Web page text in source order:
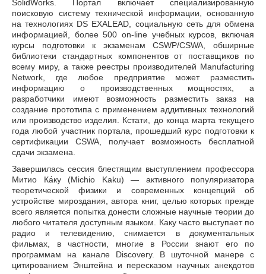
SolidWorks. Портал включает специализированную
поисковую систему технической информации, основанную
на технологиях DS EXALEAD, социальную сеть для обмена
информацией, более 500 on-line учебных курсов, включая
курсы подготовки к экзаменам CSWP/CSWA, обширные
библиотеки стандартных компонентов от поставщиков по
всему миру, а также реестры производителей Manufacturing
Network, где любое предприятие может разместить
информацию о производственных мощностях, а
разработчики имеют возможность разместить заказ на
создание прототипа с применением аддитивных технологий
или производство изделия. Кстати, до конца марта текущего
года любой участник портала, прошедший курс подготовки к
сертификации CSWA, получает возможность бесплатной
сдачи экзамена.
Завершилась сессия блестящим выступлением профессора
Митио Ка́ку (Michio Kaku) — активного популяризатора
теоретической физики и современных концепций об
устройстве мироздания, автора книг, целью которых прежде
всего является попытка донести сложные научные теории до
любого читателя доступным языком. Каку часто выступает по
радио и телевидению, снимается в документальных
фильмах, в частности, многие в России знают его по
программам на канале Discovery. В шуточной манере с
цитированием Энштейна и пересказом научных анекдотов